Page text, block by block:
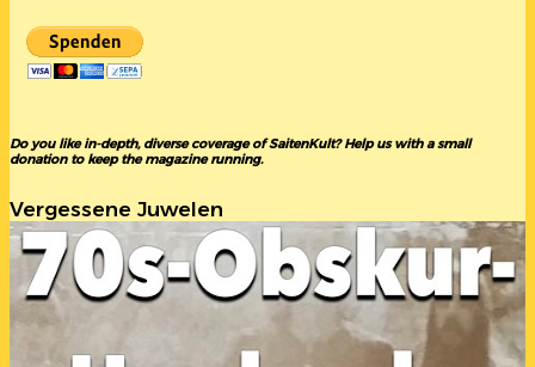
Do you like in-depth, diverse coverage of SaitenKult? Help us with a small
donation to keep the magazine running.
Vergessene Juwelen